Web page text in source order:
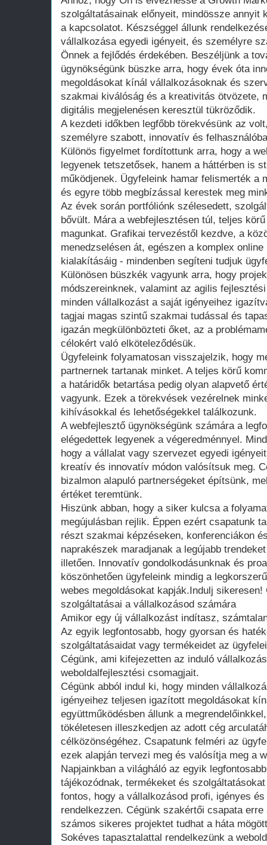
szolgáltatásainak előnyeit, mindössze annyit
a kapcsolatot. Készséggel állunk
vállalkozása egyedi igényeit, és személyre
Önnek a fejlődés érdekében. Beszéljünk a
ügynökségünk büszke arra, hogy évek óta
megoldásokat kínál vállalkozásoknak és
szakmai kiválóság és a kreativitás ötvözete,
digitális megjelenésen keresztül tükröződik.
A kezdeti időkben legfőbb törekvésünk az
személyre szabott, innovatív és
Különös figyelmet fordítottunk arra, hogy a
legyenek tetszetősek, hanem a háttérben is
működjenek. Ügyfeleink hamar felismerték a
és egyre több megbízással kerestek meg
Az évek során portfóliónk szélesedett,
bővült. Mára a webfejlesztésen túl, teljes
magunkat. Grafikai tervezéstől kezdve, a
menedzselésen át, egészen a komplex
kialakításáig - mindenben segíteni tudjuk
Különösen büszkék vagyunk arra, hogy
módszereinknek, valamint az agilis
minden vállalkozást a saját igényeihez
tagjai magas szintű szakmai tudással és
igazán megkülönbözteti őket, az a
célokért való elköteleződésük.
Ügyfeleink folyamatosan visszajelzik, hogy
partnernek tartanak minket. A teljes körű
a határidők betartása pedig olyan alapvető
vagyunk. Ezek a törekvések vezérelnek
kihívásokkal és lehetőségekkel találkozunk.
A webfejlesztő ügynökségünk számára a
elégedettek legyenek a végeredménnyel.
hogy a vállalat vagy szervezet egyedi
kreatív és innovatív módon valósítsuk meg.
bizalmon alapuló partnerségeket építsünk,
értéket teremtünk.
Hiszünk abban, hogy a siker kulcsa a
megújulásban rejlik. Éppen ezért csapatunk
részt szakmai képzéseken, konferenciákon
naprakészek maradjanak a legújabb
illetően. Innovatív gondolkodásunknak és
köszönhetően ügyfeleink mindig a
webes megoldásokat kapják.Indulj
szolgáltatásai a vállalkozásod számára
Amikor egy új vállalkozást indítasz,
Az egyik legfontosabb, hogy gyorsan és
szolgáltatásaidat vagy termékeidet az
Cégünk, ami kifejezetten az induló
weboldalfejlesztési csomagjait.
Cégünk abból indul ki, hogy minden
igényeihez teljesen igazított megoldásokat
együttműködésben állunk a
tökéletesen illeszkedjen az adott cég
célközönségéhez. Csapatunk felméri az
ezek alapján tervezi meg és valósítja meg a
Napjainkban a világháló az egyik
tájékozódnak, termékeket és
fontos, hogy a vállalkozásod profi, igényes
rendelkezzen. Cégünk szakértői csapata
számos sikeres projektet tudhat a háta
Sokéves tapasztalattal rendelkezünk a